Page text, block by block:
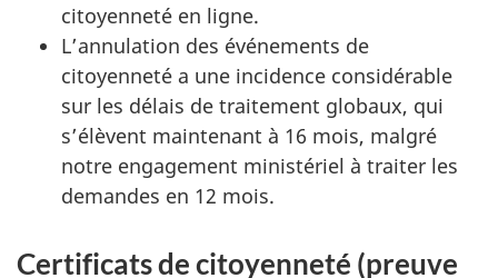
citoyenneté en ligne.
L’annulation des événements de
citoyenneté a une incidence considérable
sur les délais de traitement globaux, qui
s’élèvent maintenant à 16 mois, malgré
notre engagement ministériel à traiter les
demandes en 12 mois.
Certificats de citoyenneté (preuve